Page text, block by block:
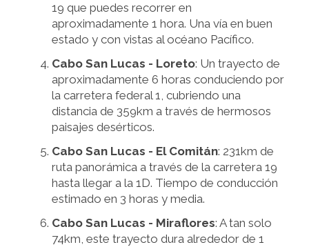
19 que puedes recorrer en
aproximadamente 1 hora. Una vía en buen
estado y con vistas al océano Pacífico.
Cabo San Lucas - Loreto: Un trayecto de
aproximadamente 6 horas conduciendo por
la carretera federal 1, cubriendo una
distancia de 359km a través de hermosos
paisajes desérticos.
Cabo San Lucas - El Comitán: 231km de
ruta panorámica a través de la carretera 19
hasta llegar a la 1D. Tiempo de conducción
estimado en 3 horas y media.
Cabo San Lucas - Miraflores: A tan solo
74km, este trayecto dura alrededor de 1